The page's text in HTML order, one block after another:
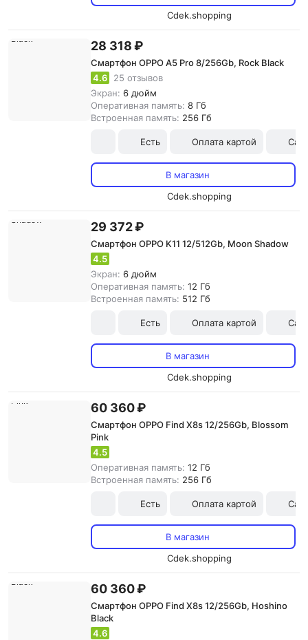
Cdek.shopping
28 318 ₽
Смартфон OPPO A5 Pro 8/256Gb, Rock Black
4.6
25 отзывов
Экран: 6 дюйм
Оперативная память: 8 Гб
Встроенная память: 256 Гб
Есть Оплата картой
В магазин
Cdek.shopping
29 372 ₽
Смартфон OPPO K11 12/512Gb, Moon Shadow
4.5
Экран: 6 дюйм
Оперативная память: 12 Гб
Встроенная память: 512 Гб
Есть Оплата картой
В магазин
Cdek.shopping
60 360 ₽
Смартфон OPPO Find X8s 12/256Gb, Blossom
Pink
4.5
Оперативная память: 12 Гб
Встроенная память: 256 Гб
Есть Оплата картой
В магазин
Cdek.shopping
60 360 ₽
Смартфон OPPO Find X8s 12/256Gb, Hoshino
Black
4.6